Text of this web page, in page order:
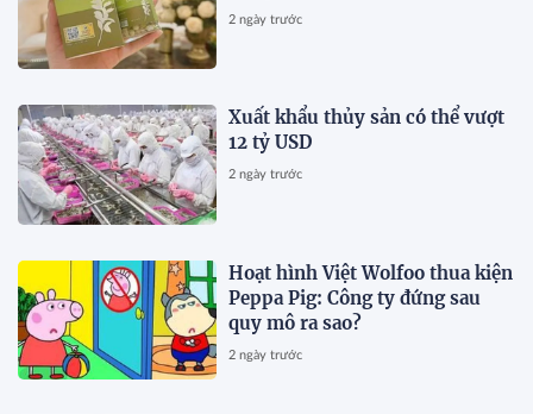
2 ngày trước
Xuất khẩu thủy sản có thể vượt
12 tỷ USD
2 ngày trước
Hoạt hình Việt Wolfoo thua kiện
Peppa Pig: Công ty đứng sau
quy mô ra sao?
2 ngày trước